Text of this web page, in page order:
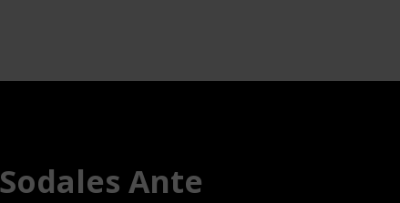
Ante